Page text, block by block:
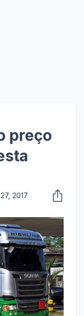
preço
2017